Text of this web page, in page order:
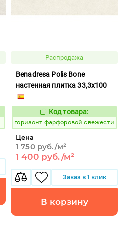
Распродажа
Benadresa Polis Bone
настенная плитка 33,3x100
310833
Код товара:
горизонт фарфоровой свежести
Цена
1 750 руб./м²
1 400 руб./м²
Заказ в 1 клик
В корзину